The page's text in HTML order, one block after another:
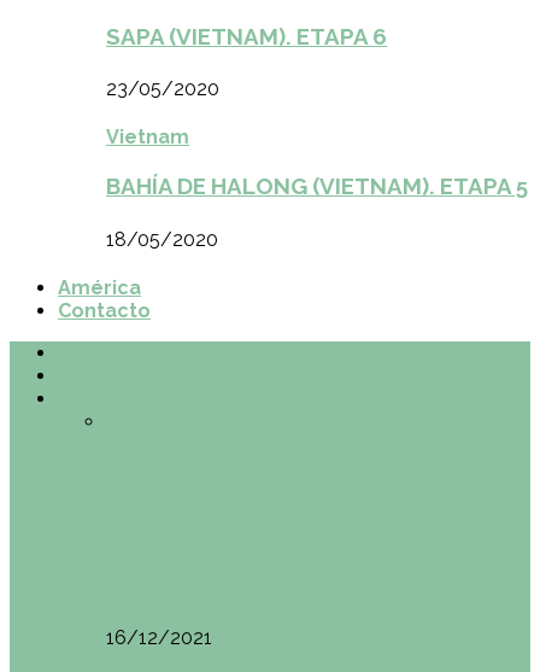
SAPA (VIETNAM). ETAPA 6
23/05/2020
Vietnam
BAHÍA DE HALONG (VIETNAM). ETAPA 5
18/05/2020
América
Contacto
16/12/2021